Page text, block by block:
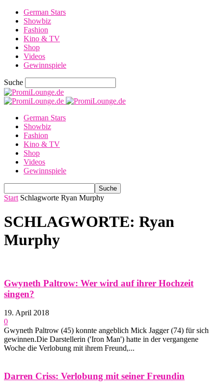
German Stars
Showbiz
Fashion
Kino & TV
Shop
Videos
Gewinnspiele
Suche
German Stars
Showbiz
Fashion
Kino & TV
Shop
Videos
Gewinnspiele
Start Schlagworte Ryan Murphy
SCHLAGWORTE: Ryan
Murphy
Gwyneth Paltrow: Wer wird auf ihrer Hochzeit
singen?
19. April 2018
0
Gwyneth Paltrow (45) konnte angeblich Mick Jagger (74) für sich
gewinnen.Die Darstellerin ('Iron Man') hatte in der vergangene
Woche die Verlobung mit ihrem Freund,...
Darren Criss: Verlobung mit seiner Freundin